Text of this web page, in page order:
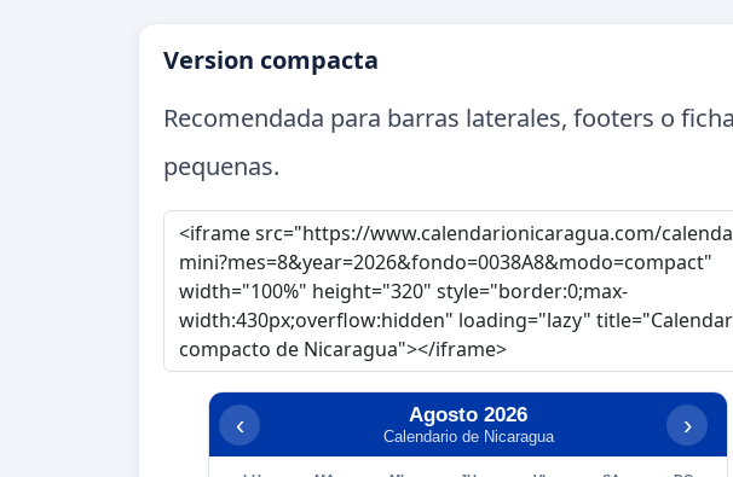
Version compacta
Recomendada para barras laterales, footers o
pequenas.